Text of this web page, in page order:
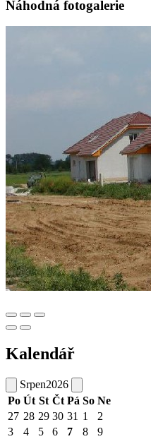
Náhodná fotogalerie
Kalendář
Srpen2026
Po Út St Čt Pá So Ne
27 28 29 30 31 1
2
3
4 5 6 7 8
9